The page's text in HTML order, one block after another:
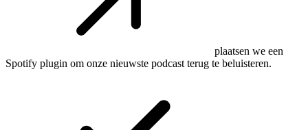
plaatsen we een
Spotify plugin om onze nieuwste podcast terug te beluisteren.